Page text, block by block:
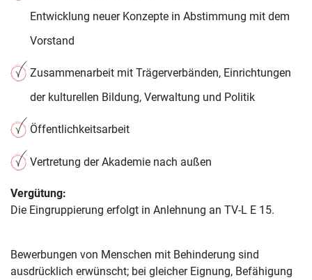
Entwicklung neuer Konzepte in Abstimmung mit dem
Vorstand
Zusammenarbeit mit Trägerverbänden, Einrichtungen
der kulturellen Bildung, Verwaltung und Politik
Öffentlichkeitsarbeit
Vertretung der Akademie nach außen
Vergütung:
Die Eingruppierung erfolgt in Anlehnung an TV-L E 15.
Bewerbungen von Menschen mit Behinderung sind
ausdrücklich erwünscht; bei gleicher Eignung, Befähigung